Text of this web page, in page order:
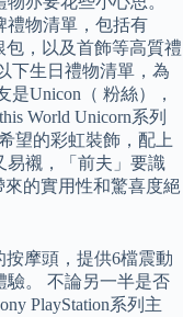
禮物清單，包括有
包，以及首飾等高質禮
下生日禮物清單，為
Unicon（ 粉絲），
World Unicorn系列
望的彩虹裝飾，配上
易襯，「前夫」要識
來的實用性和驚喜度絕
按摩頭，提供6檔震動
驗。 不論另一半是否
PlayStation系列主